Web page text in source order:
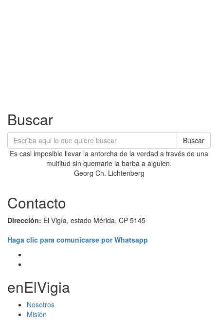
Buscar
Buscar
Es casi imposible llevar la antorcha de la verdad a través de una
multitud sin quemarle la barba a alguien.
Georg Ch. Lichtenberg
Contacto
Dirección: El Vigía, estado Mérida. CP 5145
Haga clic para comunicarse por Whatsapp
enElVigia
Nosotros
Misión